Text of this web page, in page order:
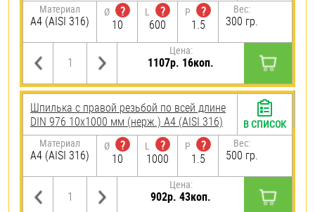
Материал
A4 (AISI 316)
Ø
?
10
L
?
600
P
?
1.5
Вес:
300 гр.
Цена:
1107р. 16коп.
Шпилька с правой резьбой по всей длине
DIN 976 10х1000 мм (нерж.) A4 (AISI 316)
Материал
A4 (AISI 316)
Ø
?
10
L
?
1000
P
?
1.5
Вес:
500 гр.
Цена:
902р. 43коп.
В СПИСОК